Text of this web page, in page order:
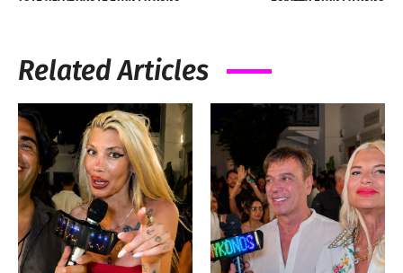
Related Articles